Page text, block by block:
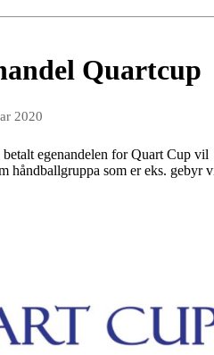
Quartcup
2020
egenandelen for Quart Cup vil
håndballgruppa som er eks. gebyr